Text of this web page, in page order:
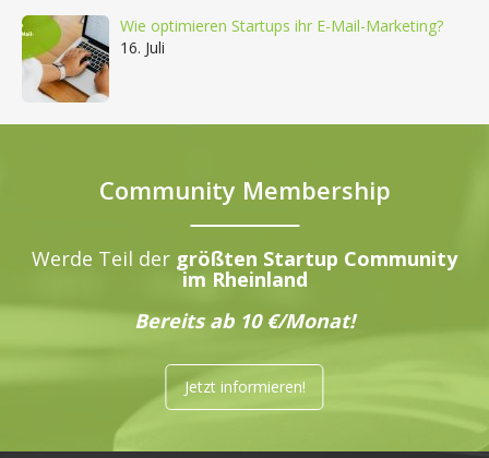
Wie optimieren Startups ihr E-Mail-Marketing?
16. Juli
Community Membership
Werde Teil der größten Startup Community
im Rheinland
Bereits ab 10 €/Monat!
Jetzt informieren!